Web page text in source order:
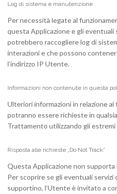
Log di sistema e manutenzione
Per necessità legate al
questa Applicazione e gli eventuali
potrebbero raccogliere log di
interazioni e che possono
l’indirizzo IP Utente.
Informazioni non contenute in questa
Ulteriori informazioni in relazione
potranno essere richieste in
Trattamento utilizzando gli
Risposta alle richieste „Do Not Track”
Questa Applicazione non supporta
Per scoprire se gli eventuali
supportino, l’Utente è invitato a